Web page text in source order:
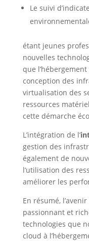
Le suivi
étant jeunes
nouvelles
que
conception des
virtualisation des
ressources
cette démarche
L’intégration de l’
gestion des
également de
l’utilisation des
améliorer les
En résumé,
passionnant et
technologies que
cloud à